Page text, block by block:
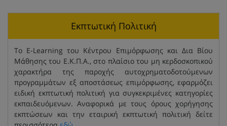
Εκπτωτική Πολιτική
Το E-Learning του Κέντρου Επιμόρφωσης και Δια Βίου
Μάθησης του Ε.Κ.Π.Α., στο πλαίσιο του μη κερδοσκοπικού
χαρακτήρα της παροχής αυτοχρηματοδοτούμενων
προγραμμάτων εξ αποστάσεως επιμόρφωσης, εφαρμόζει
ειδική εκπτωτική πολιτική για συγκεκριμένες κατηγορίες
εκπαιδευόμενων. Αναφορικά με τους όρους χορήγησης
εκπτώσεων και την εταιρική εκπτωτική πολιτική δείτε